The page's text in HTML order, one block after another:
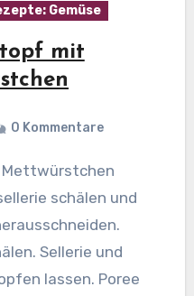
Gemüse
mit
0 Kommentare
schälen und
Sellerie und
lassen. Poree